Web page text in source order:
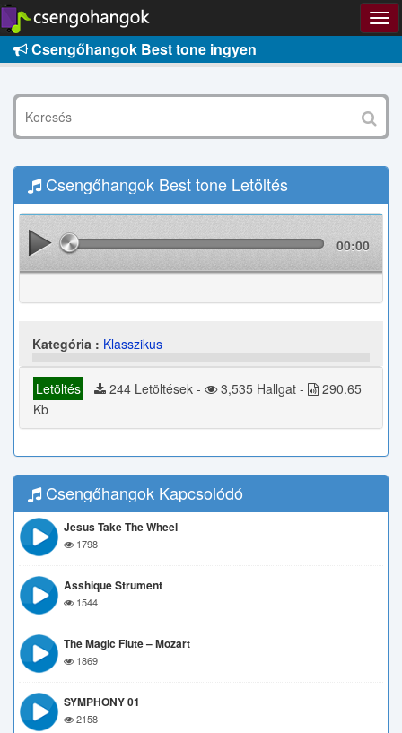
Csengőhangok Best tone ingyen
Csengőhangok Best tone Letöltés
00:00
Kategória : Klasszikus
Letöltés 244 Letöltések - 3,535 Hallgat -
290.65
Kb
Csengőhangok Kapcsolódó
Jesus Take The Wheel
1798
Asshique Strument
1544
The Magic Flute – Mozart
1869
SYMPHONY 01
2158